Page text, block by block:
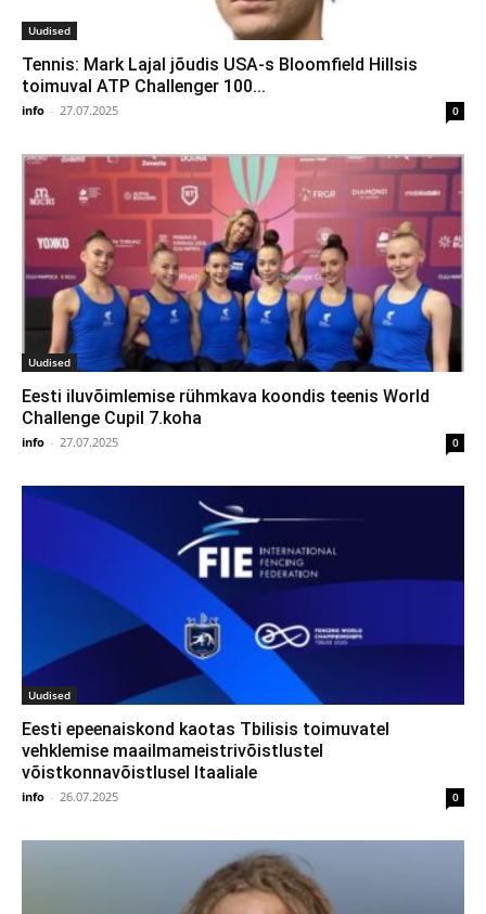
Uudised
Tennis: Mark Lajal jõudis USA-s Bloomfield Hillsis
toimuval ATP Challenger 100...
info - 27.07.2025 0
Uudised
Eesti iluvõimlemise rühmkava koondis teenis World
Challenge Cupil 7.koha
info - 27.07.2025 0
Uudised
Eesti epeenaiskond kaotas Tbilisis toimuvatel
vehklemise maailmameistrivõistlustel
võistkonnavõistlusel Itaaliale
info - 26.07.2025 0